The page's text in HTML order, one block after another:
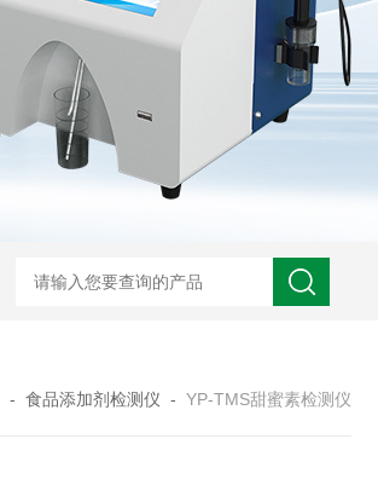
- 食品添加剂检测仪 - YP-TMS甜蜜素检测仪